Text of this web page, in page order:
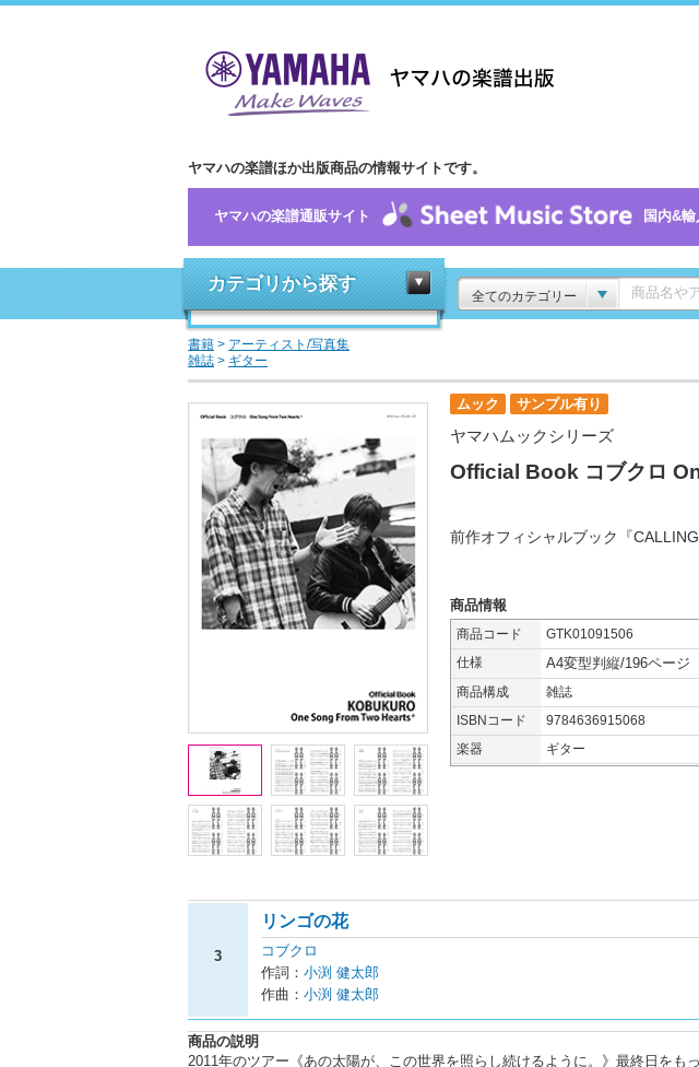
ヤマハの楽譜ほか出版商品の情報サイトです。
ヤマハの楽譜通販サイト 国内&
カテゴリから探す
全てのカテゴリー
書籍 > アーティスト/写真集
雑誌 > ギター
ムック サンプル有り
ヤマハムックシリーズ
Official Book コブクロ
前作オフィシャルブック『
商品情報
商品コード GTK01091506
仕様
A4変型判縦/196ページ
商品構成
雑誌
ISBNコード
9784636915068
楽器
ギター
3
リンゴの花
コブクロ
作詞： 小渕 健太郎
作曲： 小渕 健太郎
商品の説明
2011年のツアー《あの太陽が、この世界を照らし続けるように。》最終日をも